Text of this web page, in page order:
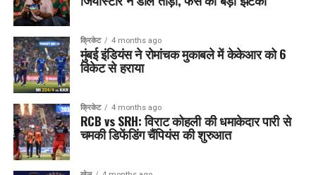
क्रिकेट 4 months ago
मुंबई इंडियंस ने रोमांचक मुकाबले में केकेआर को 6
विकेट से हराया
क्रिकेट 4 months ago
RCB vs SRH: विराट कोहली की धमाकेदार पारी से
चमकी डिफेंडिंग चैंपियंस की शुरुआत